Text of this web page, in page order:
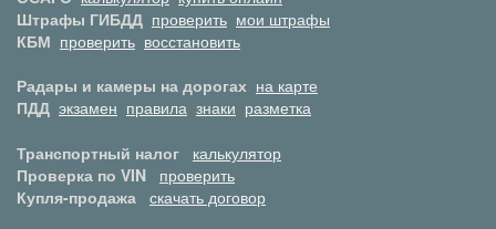
Штрафы ГИБДД проверить мои штрафы
КБМ проверить восстановить
Радары и камеры на дорогах на карте
ПДД экзамен правила знаки разметка
Транспортный налог
калькулятор
Проверка по VIN
проверить
Купля-продажа скачать договор